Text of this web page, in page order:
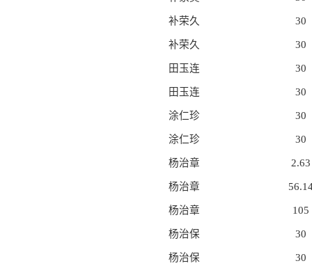
补荣久 30
补荣久 30
田玉连 30
田玉连 30
涂仁珍 30
涂仁珍 30
杨治章 2.63
杨治章
杨治章 105
杨治保 30
杨治保 30